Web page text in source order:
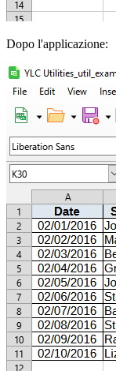
Dopo l'applicazione: